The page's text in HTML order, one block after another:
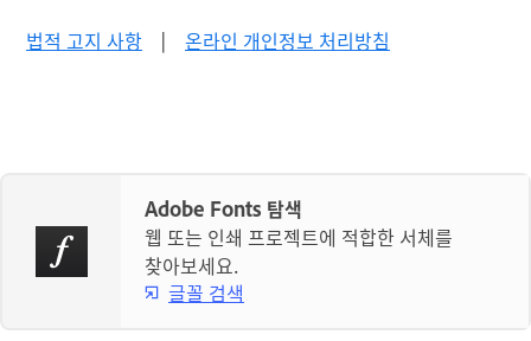
법적 고지 사항 | 온라인 개인정보 처리방침
Adobe Fonts 탐색
웹 또는 인쇄 프로젝트에 적합한 서체를
찾아보세요.
글꼴 검색